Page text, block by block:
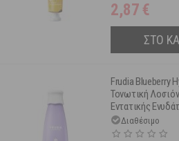
2,87 €
ΣΤΟ
Frudia Blueberry
Τονωτική
Εντατικής
Διαθέσιμο